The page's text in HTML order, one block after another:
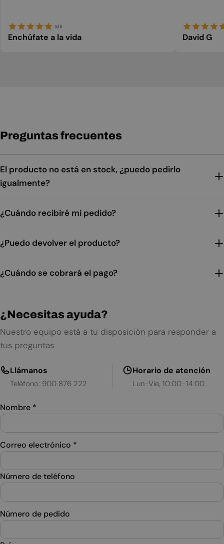
5/5
Enchúfate a la vida David G
Preguntas frecuentes
El producto no está en stock, ¿puedo pedirlo
igualmente?
¿Cuándo recibiré mi pedido?
¿Puedo devolver el producto?
¿Cuándo se cobrará el pago?
¿Necesitas ayuda?
Nuestro equipo está a tu disposición para responder a
tus preguntas
Llámanos
Teléfono: 900 876 222
Horario de atención
Lun–Vie, 10:00–14:00
Nombre *
Correo electrónico *
Número de teléfono
Número de pedido